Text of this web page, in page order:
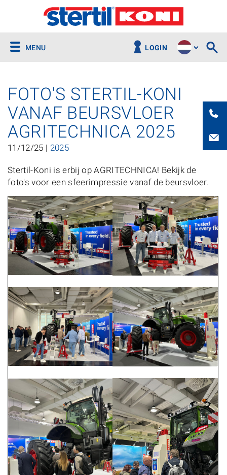
MENU LOGIN
FOTO'S STERTIL-KONI
VANAF BEURSVLOER
AGRITECHNICA 2025
11/12/25 | 2025
Stertil-Koni is erbij op AGRITECHNICA! Bekijk de
foto's voor een sfeerimpressie vanaf de beursvloer.